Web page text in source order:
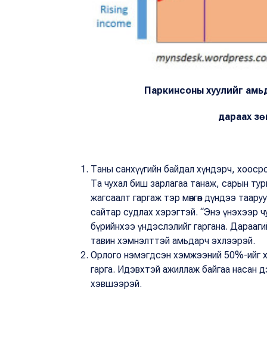
Паркинсоны хуулийг
дараах
Таны санхүүгийн байдал хүндэрч,
Та чухал биш зарлагаа танаж, сарын
жагсаалт гаргаж тэр мөнгөн дүндээ
сайтар судлах хэрэгтэй. “Энэ үнэхээр
бүрийнхээ үндэслэлийг гаргана.
тавин хэмнэлттэй амьдарч эхлээрэй.
Орлого нэмэгдсэн хэмжээний 50%-ийг
гарга. Идэвхтэй ажиллаж байгаа
хэвшээрэй.